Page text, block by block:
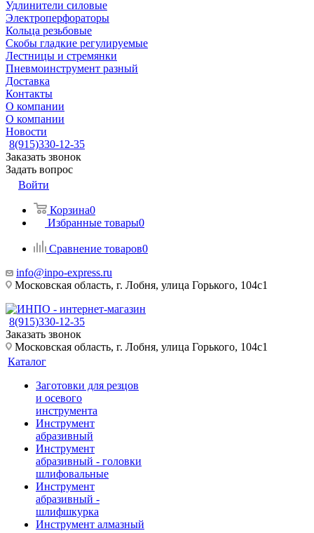
Удлинители силовые
Электроперфораторы
Кольца резьбовые
Скобы гладкие регулируемые
Лестницы и стремянки
Пневмоинструмент разный
Доставка
Контакты
О компании
О компании
Новости
8(915)330-12-35
Заказать звонок
Задать вопрос
Войти
Корзина0
Избранные товары0
Сравнение товаров0
info@inpo-express.ru
Московская область, г. Лобня, улица Горького, 104с1
8(915)330-12-35
Заказать звонок
Московская область, г. Лобня, улица Горького, 104с1
Каталог
Заготовки для резцов
и осевого
инструмента
Инструмент
абразивный
Инструмент
абразивный - головки
шлифовальные
Инструмент
абразивный -
шлифшкурка
Инструмент алмазный